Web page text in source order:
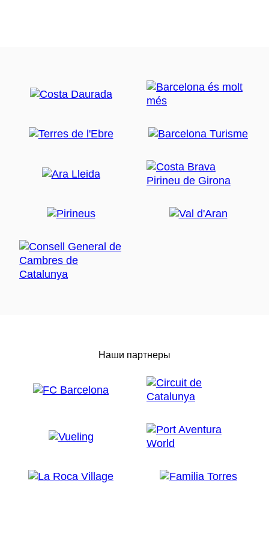
Наши партнеры